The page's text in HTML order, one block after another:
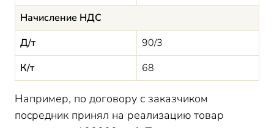
Начисление НДС
Д/т
90/3
К/т
68
Например, по договору с заказчиком
посредник принял на реализацию товар